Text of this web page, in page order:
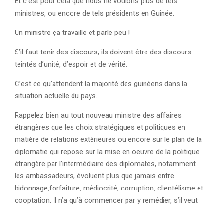
ministres, ou encore de tels présidents en Guinée.
Un ministre ça travaille et parle peu !
S’il faut tenir des discours, ils doivent être des discours
teintés d’unité, d’espoir et de vérité.
C’est ce qu’attendent la majorité des guinéens dans la
situation actuelle du pays.
Rappelez bien au tout nouveau ministre des affaires
étrangères que les choix stratégiques et politiques en
matière de relations extérieures ou encore sur le plan de la
diplomatie qui repose sur la mise en oeuvre de la politique
étrangère par l’intermédiaire des diplomates, notamment
les ambassadeurs, évoluent plus que jamais entre
bidonnage,forfaiture, médiocrité, corruption, clientélisme et
cooptation. Il n’a qu’à commencer par y remédier, s’il veut